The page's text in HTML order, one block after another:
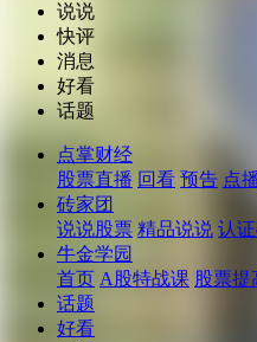
说说
快评
消息
好看
话题
点掌财经
股票直播 回看 预告 点
砖家团
说说股票 精品说说 认
牛金学园
首页 A股特战课 股票提
话题
好看